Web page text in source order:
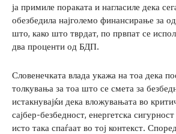
ја примиле пораката и нагласиле дека
обезбедила најголемо финансирање за
што, како што тврдат, по првпат се
два проценти од БДП.
Словенечката влада укажа на тоа дека
толкувања за тоа што се смета за
истакнувајќи дека вложувањата во
сајбер-безбедност, енергетска
исто така спаѓаат во тој контекст.